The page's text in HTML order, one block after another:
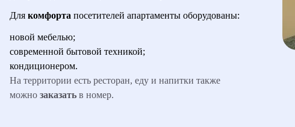
Для комфорта посетителей апартаменты оборудованы:
новой мебелью;
современной бытовой техникой;
кондиционером.
На территории есть ресторан, еду и напитки также
можно заказать в номер.